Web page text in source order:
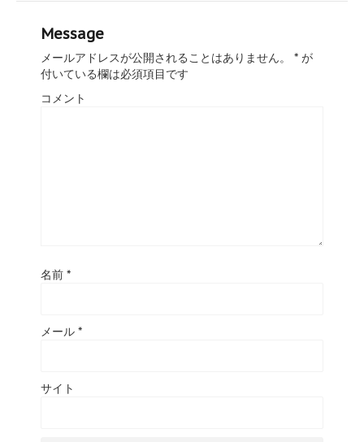
Message
メールアドレスが公開されることはありません。 * が
付いている欄は必須項目です
コメント
名前 *
メール *
サイト